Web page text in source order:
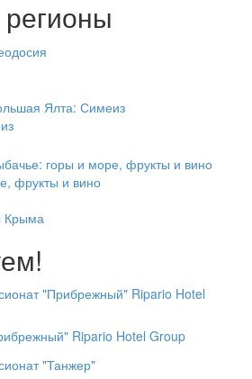
фрукты и вино
Крыма
Ripario Hotel Group